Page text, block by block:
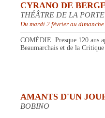
CYRANO DE
THÉÂTRE DE LA
Du mardi 2 février au
COMÉDIE. Presque 120 ans
Beaumarchais et de la
AMANTS D'UN
BOBINO